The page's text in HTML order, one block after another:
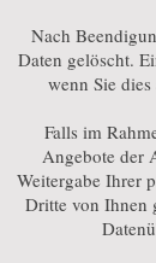
Nach
Daten gelöscht.
wenn Sie
Falls im
Angebote der
Weitergabe Ihrer
Dritte von Ihnen